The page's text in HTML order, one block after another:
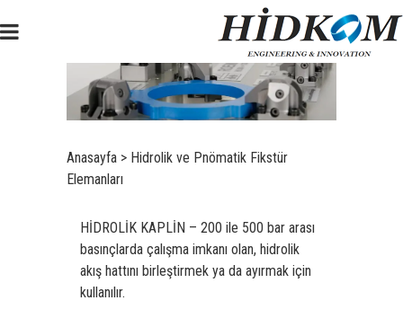
Anasayfa > Hidrolik ve Pnömatik Fikstür
Elemanları
HİDROLİK KAPLİN – 200 ile 500 bar arası
basınçlarda çalışma imkanı olan, hidrolik
akış hattını birleştirmek ya da ayırmak için
kullanılır.